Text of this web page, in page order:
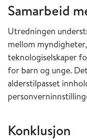
Samarbeid
Utredningen
mellom
teknologiselskaper
for barn og unge.
alderstilpasset
Konklusjon